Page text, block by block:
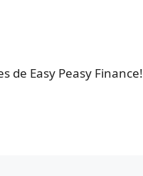
de Easy Peasy Finance!